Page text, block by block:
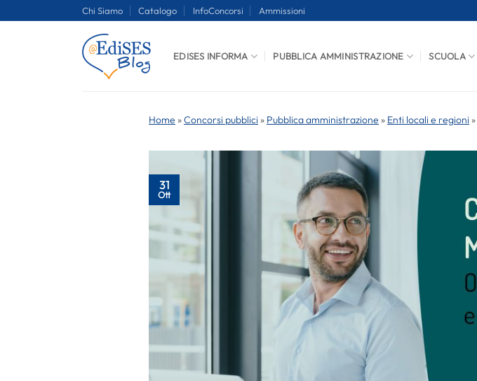
Chi Siamo Catalogo InfoConcorsi Ammissioni
EDISES INFORMA PUBBLICA AMMINISTRAZIONE SCUOLA
Home »Concorsi pubblici » Pubblica amministrazione » Enti locali e regioni »
31
Ott